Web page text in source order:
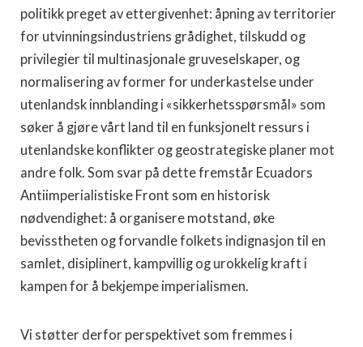
politikk preget av ettergivenhet: åpning av territorier
for utvinningsindustriens grådighet, tilskudd og
privilegier til multinasjonale gruveselskaper, og
normalisering av former for underkastelse under
utenlandsk innblanding i «sikkerhetsspørsmål» som
søker å gjøre vårt land til en funksjonelt ressurs i
utenlandske konflikter og geostrategiske planer mot
andre folk. Som svar på dette fremstår Ecuadors
Antiimperialistiske Front som en historisk
nødvendighet: å organisere motstand, øke
bevisstheten og forvandle folkets indignasjon til en
samlet, disiplinert, kampvillig og urokkelig kraft i
kampen for å bekjempe imperialismen.
Vi støtter derfor perspektivet som fremmes i